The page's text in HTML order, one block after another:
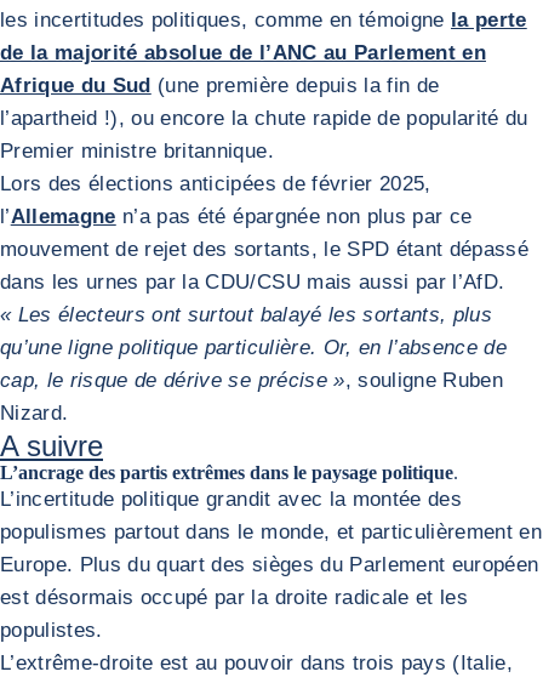
les incertitudes politiques, comme en témoigne la perte
de la majorité absolue de l’ANC au Parlement en
Afrique du Sud (une première depuis la fin de
l’apartheid !), ou encore la chute rapide de popularité du
Premier ministre britannique.
Lors des élections anticipées de février 2025,
l’Allemagne n’a pas été épargnée non plus par ce
mouvement de rejet des sortants, le SPD étant dépassé
dans les urnes par la CDU/CSU mais aussi par l’AfD.
« Les électeurs ont surtout balayé les sortants, plus
qu’une ligne politique particulière. Or, en l’absence de
cap, le risque de dérive se précise », souligne Ruben
Nizard.
A suivre
L’ancrage des partis extrêmes dans le paysage politique.
L’incertitude politique grandit avec la montée des
populismes partout dans le monde, et particulièrement en
Europe. Plus du quart des sièges du Parlement européen
est désormais occupé par la droite radicale et les
populistes.
L’extrême-droite est au pouvoir dans trois pays (Italie,